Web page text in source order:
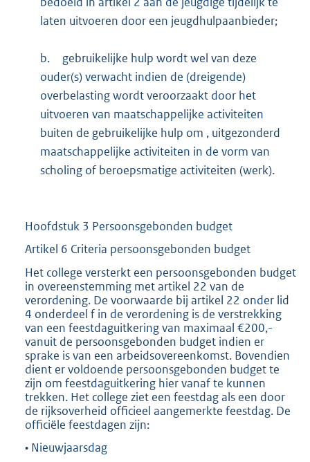
laten uitvoeren door een jeugdhulpaanbieder;
b.
gebruikelijke hulp wordt wel van deze
ouder(s) verwacht indien de (dreigende)
overbelasting wordt veroorzaakt door het
uitvoeren van maatschappelijke activiteiten
buiten de gebruikelijke hulp om , uitgezonderd
maatschappelijke activiteiten in de vorm van
scholing of beroepsmatige activiteiten (werk).
Hoofdstuk 3 Persoonsgebonden budget
Artikel 6 Criteria persoonsgebonden budget
Het college versterkt een persoonsgebonden budget
in overeenstemming met artikel 22 van de
verordening. De voorwaarde bij artikel 22 onder lid
4 onderdeel f in de verordening is de verstrekking
van een feestdaguitkering van maximaal €200,-
vanuit de persoonsgebonden budget indien er
sprake is van een arbeidsovereenkomst. Bovendien
dient er voldoende persoonsgebonden budget te
zijn om feestdaguitkering hier vanaf te kunnen
trekken. Het college ziet een feestdag als een door
de rijksoverheid officieel aangemerkte feestdag. De
officiële feestdagen zijn:
• Nieuwjaarsdag